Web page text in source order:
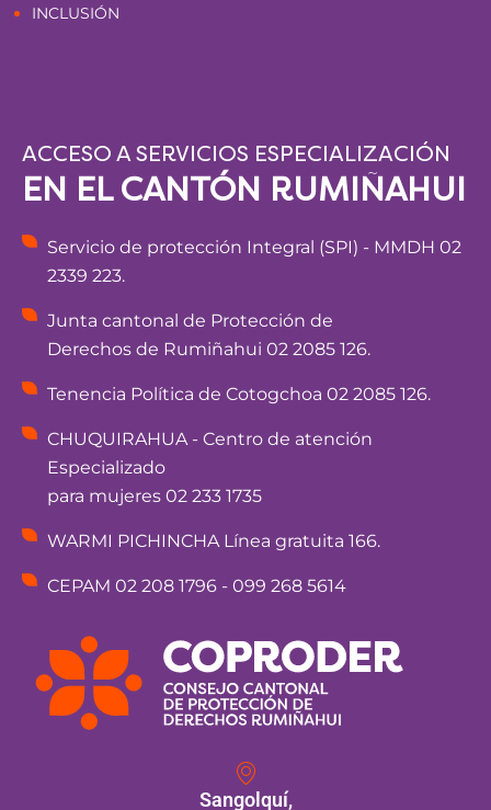
INCLUSIÓN
ACCESO A SERVICIOS ESPECIALIZACIÓN
EN EL CANTÓN RUMIÑAHUI
Servicio de protección Integral (SPI) - MMDH 02
2339 223.
Junta cantonal de Protección de
Derechos de Rumiñahui 02 2085 126.
Tenencia Política de Cotogchoa 02 2085 126.
CHUQUIRAHUA - Centro de atención
Especializado
para mujeres 02 233 1735
WARMI PICHINCHA Línea gratuita 166.
CEPAM 02 208 1796 - 099 268 5614
Sangolquí,